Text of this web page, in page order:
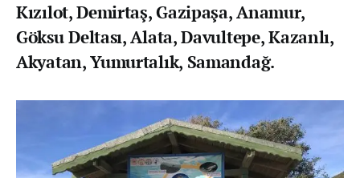
Kızılot, Demirtaş, Gazipaşa, Anamur,
Göksu Deltası, Alata, Davultepe, Kazanlı,
Akyatan, Yumurtalık, Samandağ.